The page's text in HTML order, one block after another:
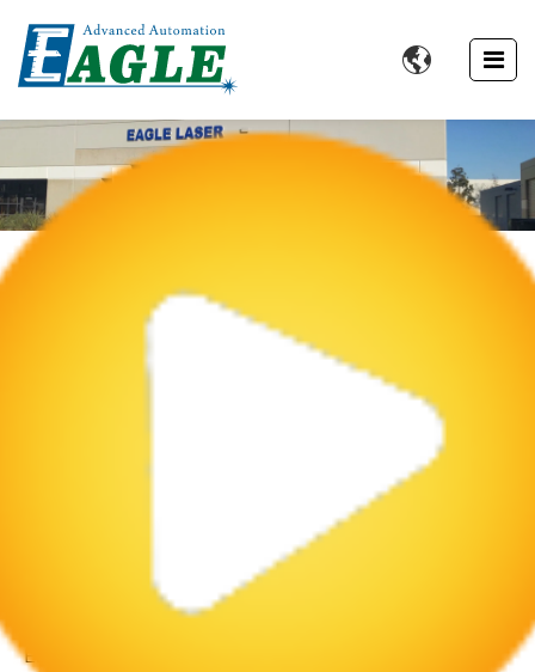

Perfil De La Empresa
En G.U.EAGLE LASER, somos un socio confiable en